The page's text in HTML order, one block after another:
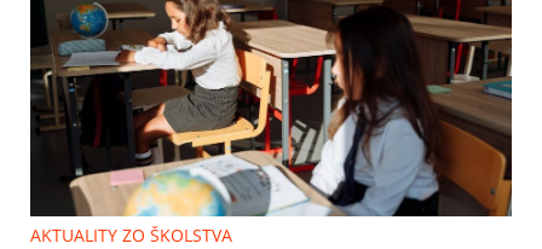
AKTUALITY ZO ŠKOLSTVA